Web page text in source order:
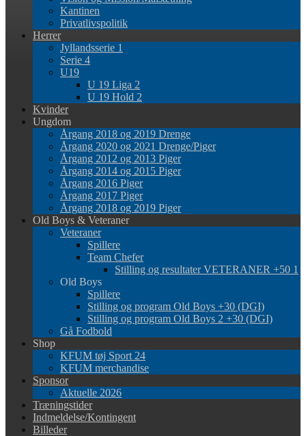
Kantinen
Privatlivspolitik
Herrer
Jyllandsserie 1
Serie 4
U19
U 19 Liga 2
U 19 Hold 2
Kvinder
Ungdom
Årgang 2018 og 2019 Drenge
Årgang 2020 og 2021 Drenge/Piger
Årgang 2012 og 2013 Piger
Årgang 2014 og 2015 Piger
Årgang 2016 Piger
Årgang 2017 Piger
Årgang 2018 og 2019 Piger
Old Boys & Veteraner
Veteraner
Spillere
Team Chefer
Stilling og resultater VETERANER +50 1
Old Boys
Spillere
Stilling og program Old Boys +30 (DGI)
Stilling og program Old Boys 2 +30 (DGI)
Gå Fodbold
Shop
KFUM tøj Sport 24
KFUM merchandise
Sponsor
Aktuelle 2026
Træningstider
Indmeldelse/Kontingent
Billeder